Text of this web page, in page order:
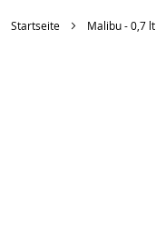
Zum
Startseite Malibu - 0,7 lt